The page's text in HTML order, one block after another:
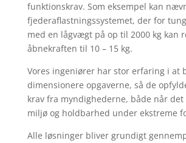
funktionskrav. Som eksempel kan
fjederaflastningssystemet, der for
med en lågvægt på op til 2000 kg kan
åbnekraften til 10 – 15 kg.
Vores ingeniører har stor erfaring i at
dimensionere opgaverne, så de
krav fra myndighederne, både når
miljø og holdbarhed under ekstreme
Alle løsninger bliver grundigt